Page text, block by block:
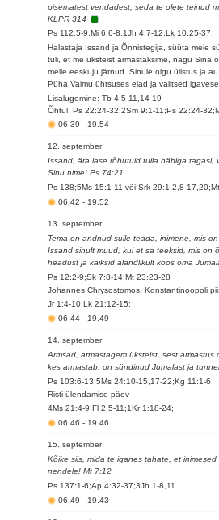
pisematest vendadest, seda te olete teinud
KLPR 314
Ps 112:5-9;Mi 6:6-8;1Jh 4:7-12;Lk 10:25-37
Halastaja Issand ja Õnnistegija, süüta meie
tuli, et me üksteist armastaksime, nagu Sina
meile eeskuju jätnud. Sinule olgu ülistus ja
Püha Vaimu ühtsuses elad ja valitsed
Lisalugemine: Tb 4:5-11,14-19
Õhtul: Ps 22:24-32;2Sm 9:1-11;Ps 22:24-
06.39- 19.54
12. september
Issand, ära lase rõhutuid tulla häbiga tagasi,
Sinu nime! Ps 74:21
Ps 138;5Ms 15:1-11 või Srk 29:1-2,8-
06.42- 19.52
13. september
Tema on andnud sulle teada, inimene, mis
Issand sinult muud, kui et sa teeksid, mis on
headust ja käiksid alandlikult koos oma
Ps 12:2-9;Sk 7:8-14;Mt 23:23-28
Johannes Chrysostomos, Konstantinoopoli
Jr 1:4-10;Lk 21:12-15;
06.44- 19.49
14. september
Armsad, armastagem üksteist, sest armastus
kes armastab, on sündinud Jumalast ja
Ps 103:6-13;5Ms 24:10-15,17-22;Kg 11:1-6
Risti ülendamise päev
4Ms 21:4-9;Fl 2:5-11;1Kr 1:18-24;
06.46- 19.46
15. september
Kõike siis, mida te iganes tahate, et
nendele! Mt 7:12
Ps 137:1-6;Ap 4:32-37;3Jh 1-8,11
06.49- 19.43